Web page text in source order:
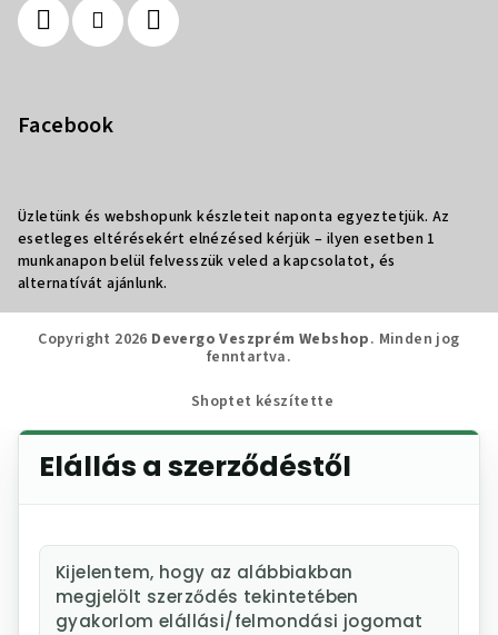
Facebook
Üzletünk és webshopunk készleteit naponta egyeztetjük. Az
esetleges eltérésekért elnézésed kérjük – ilyen esetben 1
munkanapon belül felvesszük veled a kapcsolatot, és
alternatívát ajánlunk.
Copyright 2026 Devergo Veszprém Webshop. Minden jog
fenntartva.
Shoptet készítette
Elállás a szerződéstől
Kijelentem, hogy az alábbiakban
megjelölt szerződés tekintetében
gyakorlom elállási/felmondási jogomat